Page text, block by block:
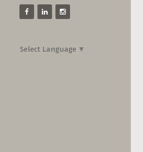
Select Language ▼